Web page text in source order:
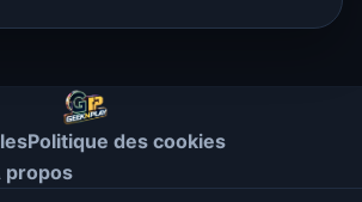
Politique des cookies
propos